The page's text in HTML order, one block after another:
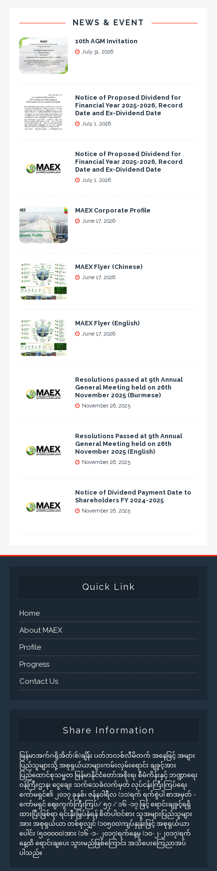
NEWS & EVENT
10th AGM Invitation
July 31, 2026
Notice of Proposed Dividend for
Financial Year 2025-2026, Record
Date and Ex-Dividend Date
July 1, 2026
Notice of Proposed Dividend for
Financial Year 2025-2026, Record
Date and Ex-Dividend Date
July 1, 2026
MAEX Corporate Profile
June 17, 2026
MAEX Flyer (Chinese)
June 17, 2026
MAEX Flyer (English)
June 17, 2026
Resolutions passed at 9th Annual
General Meeting held on 26th
November 2025 (Burmese)
November 26, 2025
Resolutions Passed at 9th Annual
General Meeting held on 26th
November 2025 (English)
November 26, 2025
Notice of Dividend Payment Date to
Shareholders FY 2024-2025
November 26, 2025
Quick Link
Home
About MAEX
Profile
Progress
Contact Us
Share Information
မြန်မာအက်ဂရိုအိတ်(စ်)ချိန်း ပတ်ဘလစ်လီမိတက် အနေဖြင့် အများ
ပြည်သူများသို့ အစုရှယ်ယာများကမ်းလှမ်းရောင်း ချခွင့်အား
ပြည်ထောင်စုသမ္မတ မြန်မာနိုင်ငံတော်အစိုးရ၊ စီမံကိန်းနှင့် ဘဏ္ဍာရေး
ဝန်ကြီးဌာန၊ ငွေချေး သက်သေခံလက်မှတ် လုပ်ငန်းကြီးကြပ်ရေး
ကော်မရှင်၏ ၂၀၁၇ ခုနှစ်၊ ဇန်နဝါရီလ (၁၁)ရက် ရက်စွဲပါ စာအမှတ် -
ကော်မရှင် ဈေးကွက်ကြီးကြပ်/ ၅၇ / ၁၆ -၁၇ ဖြင့် ရောင်းချခွင့်ရရှိ
ထားပြီးဖြစ်ရာ ရင်းနှီးမြှပ်နှံရန် စိတ်ပါဝင်စား သူအများပြည်သူများ
အား အစုရှယ်ယာ တစ်စုလျှင် (၁၀၅၀၀)ကျပ်နှုန်းဖြင့် အစုရှယ်ယာ
ပေါင်း (၅၀၀၀၀၀)အား (၁၆ -၁- ၂၀၁၇)ရက်နေ့မှ (၁၀-၂-၂၀၁၇)ရက်
နေ့ထိ ရောင်းချပေး သွားမည်ဖြစ်ကြောင်း အသိပေးကြေညာအပ်
ပါသည်။